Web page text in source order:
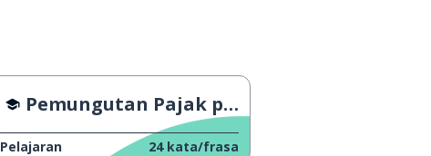
Pemungutan Pajak pada Abad Pertengahan
Pelajaran 24 kata/frasa